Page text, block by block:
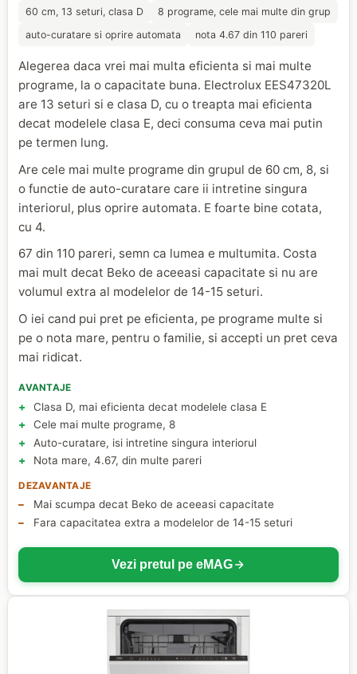
60 cm, 13 seturi, clasa D
8 programe, cele mai multe din grup
auto-curatare si oprire automata
nota 4.67 din 110 pareri
Alegerea daca vrei mai multa eficienta si mai multe
programe, la o capacitate buna. Electrolux EES47320L
are 13 seturi si e clasa D, cu o treapta mai eficienta
decat modelele clasa E, deci consuma ceva mai putin
pe termen lung.
Are cele mai multe programe din grupul de 60 cm, 8, si
o functie de auto-curatare care ii intretine singura
interiorul, plus oprire automata. E foarte bine cotata,
cu 4.
67 din 110 pareri, semn ca lumea e multumita. Costa
mai mult decat Beko de aceeasi capacitate si nu are
volumul extra al modelelor de 14-15 seturi.
O iei cand pui pret pe eficienta, pe programe multe si
pe o nota mare, pentru o familie, si accepti un pret ceva
mai ridicat.
AVANTAJE
Clasa D, mai eficienta decat modelele clasa E
Cele mai multe programe, 8
Auto-curatare, isi intretine singura interiorul
Nota mare, 4.67, din multe pareri
DEZAVANTAJE
Mai scumpa decat Beko de aceeasi capacitate
Fara capacitatea extra a modelelor de 14-15 seturi
Vezi pretul pe eMAG